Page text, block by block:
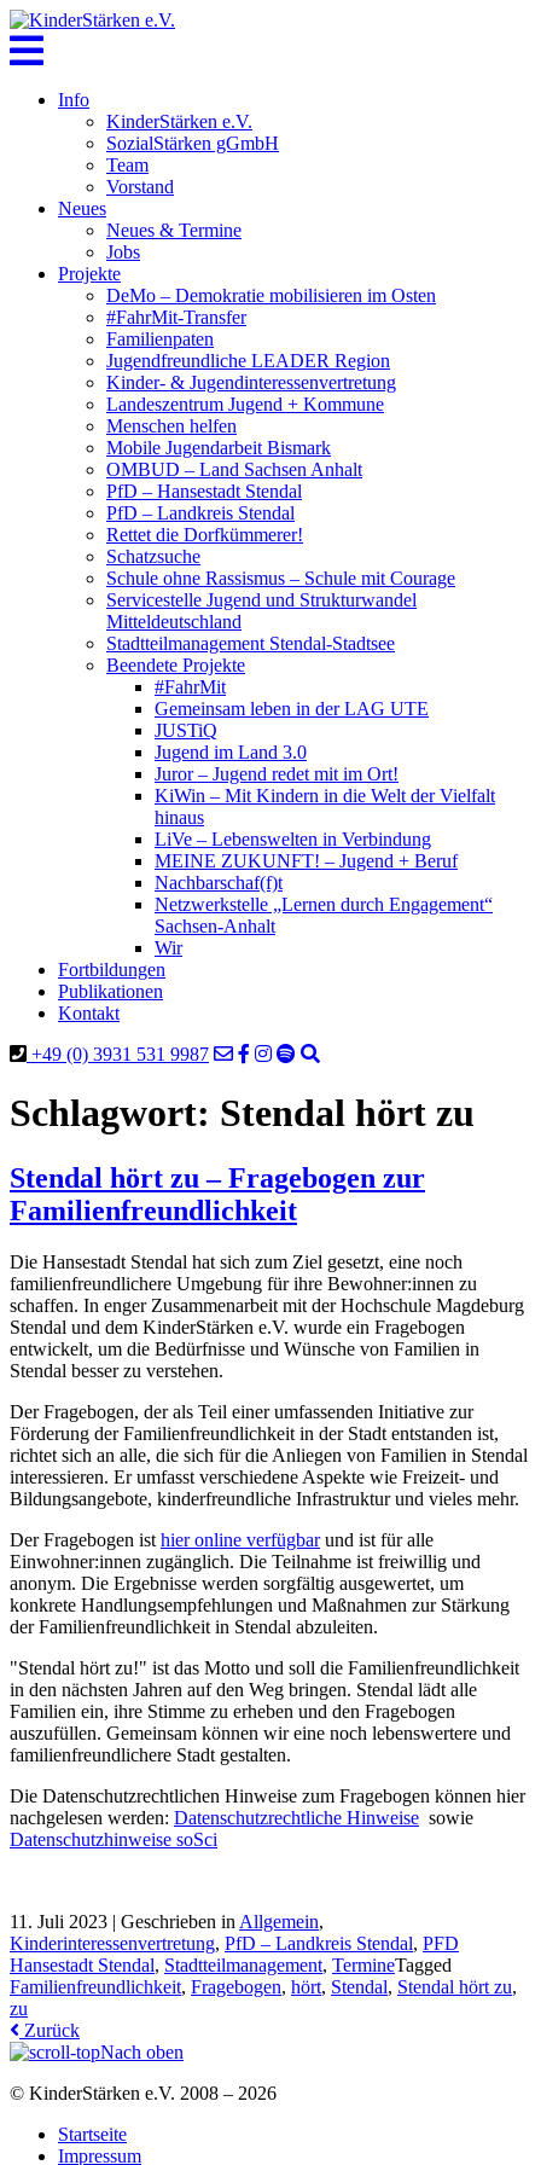
Skip
to
content
Info
KinderStärken e.V.
SozialStärken gGmbH
Team
Vorstand
Neues
Neues & Termine
Jobs
Projekte
DeMo – Demokratie mobilisieren im Osten
#FahrMit-Transfer
Familienpaten
Jugendfreundliche LEADER Region
Kinder- & Jugendinteressenvertretung
Landeszentrum Jugend + Kommune
Menschen helfen
Mobile Jugendarbeit Bismark
OMBUD – Land Sachsen Anhalt
PfD – Hansestadt Stendal
PfD – Landkreis Stendal
Rettet die Dorfkümmerer!
Schatzsuche
Schule ohne Rassismus – Schule mit Courage
Servicestelle Jugend und Strukturwandel
Mitteldeutschland
Stadtteilmanagement Stendal-Stadtsee
Beendete Projekte
#FahrMit
Gemeinsam leben in der LAG UTE
JUSTiQ
Jugend im Land 3.0
Juror – Jugend redet mit im Ort!
KiWin – Mit Kindern in die Welt der Vielfalt
hinaus
LiVe – Lebenswelten in Verbindung
MEINE ZUKUNFT! – Jugend + Beruf
Nachbarschaf(f)t
Netzwerkstelle „Lernen durch Engagement“
Sachsen-Anhalt
Wir
Fortbildungen
Publikationen
Kontakt
+49 (0) 3931 531 9987
Schlagwort: Stendal hört zu
Stendal hört zu – Fragebogen zur
Familienfreundlichkeit
Die Hansestadt Stendal hat sich zum Ziel gesetzt, eine noch
familienfreundlichere Umgebung für ihre Bewohner:innen zu
schaffen. In enger Zusammenarbeit mit der Hochschule Magdeburg
Stendal und dem KinderStärken e.V. wurde ein Fragebogen
entwickelt, um die Bedürfnisse und Wünsche von Familien in
Stendal besser zu verstehen.
Der Fragebogen, der als Teil einer umfassenden Initiative zur
Förderung der Familienfreundlichkeit in der Stadt entstanden ist,
richtet sich an alle, die sich für die Anliegen von Familien in Stendal
interessieren. Er umfasst verschiedene Aspekte wie Freizeit- und
Bildungsangebote, kinderfreundliche Infrastruktur und vieles mehr.
Der Fragebogen ist hier online verfügbarund ist für alle
Einwohner:innen zugänglich. Die Teilnahme ist freiwillig und
anonym. Die Ergebnisse werden sorgfältig ausgewertet, um
konkrete Handlungsempfehlungen und Maßnahmen zur Stärkung
der Familienfreundlichkeit in Stendal abzuleiten.
"Stendal hört zu!" ist das Motto und soll die Familienfreundlichkeit
in den nächsten Jahren auf den Weg bringen. Stendal lädt alle
Familien ein, ihre Stimme zu erheben und den Fragebogen
auszufüllen. Gemeinsam können wir eine noch lebenswertere und
familienfreundlichere Stadt gestalten.
Die Datenschutzrechtlichen Hinweise zum Fragebogen können hier
nachgelesen werden: Datenschutzrechtliche Hinweise sowie
Datenschutzhinweise soSci
11. Juli 2023 | Geschrieben in Allgemein,
Kinderinteressenvertretung, PfD – Landkreis Stendal, PFD
Hansestadt Stendal, Stadtteilmanagement, TermineTagged
Familienfreundlichkeit, Fragebogen, hört, Stendal, Stendal hört zu,
zu
Zurück
Nach oben
© KinderStärken e.V. 2008 – 2026
Startseite
Impressum